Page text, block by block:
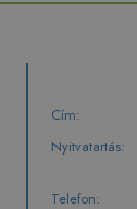
Cím:
Nyitvatartás:
Telefon: